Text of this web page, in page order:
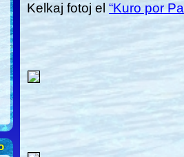
Kelkaj fotoj el “Kuro por